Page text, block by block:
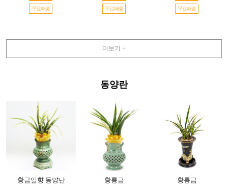
무료배송 무료배송 무료배송
더보기 +
동양란
황금일향 동양난 황룡금 황룡금